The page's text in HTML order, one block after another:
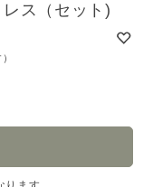
ス（セット)